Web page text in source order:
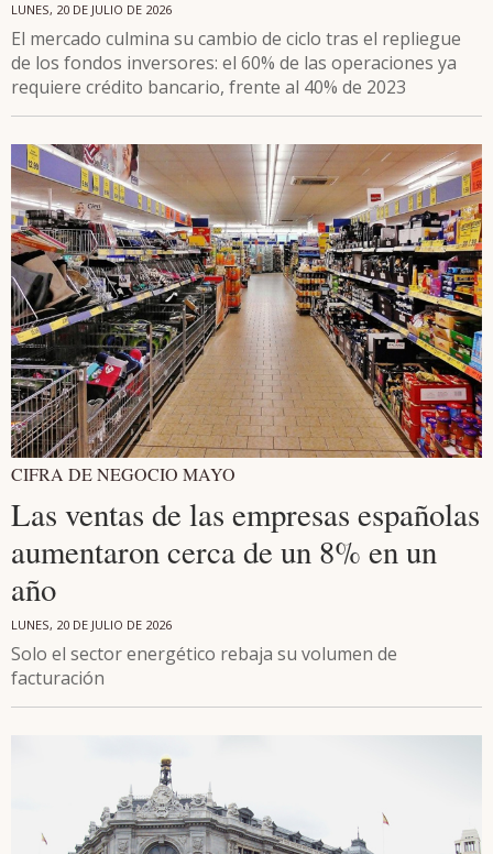
LUNES, 20 DE JULIO DE 2026
El mercado culmina su cambio de ciclo tras el repliegue
de los fondos inversores: el 60% de las operaciones ya
requiere crédito bancario, frente al 40% de 2023
CIFRA DE NEGOCIO MAYO
Las ventas de las empresas españolas
aumentaron cerca de un 8% en un
año
LUNES, 20 DE JULIO DE 2026
Solo el sector energético rebaja su volumen de
facturación